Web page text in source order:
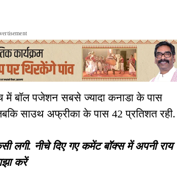
में बॉल पजेशन सबसे ज्यादा कनाडा के पास
साउथ अफ्रीका के पास 42 प्रतिशत रही.
नीचे दिए गए कमेंट बॉक्स में अपनी राय
करें